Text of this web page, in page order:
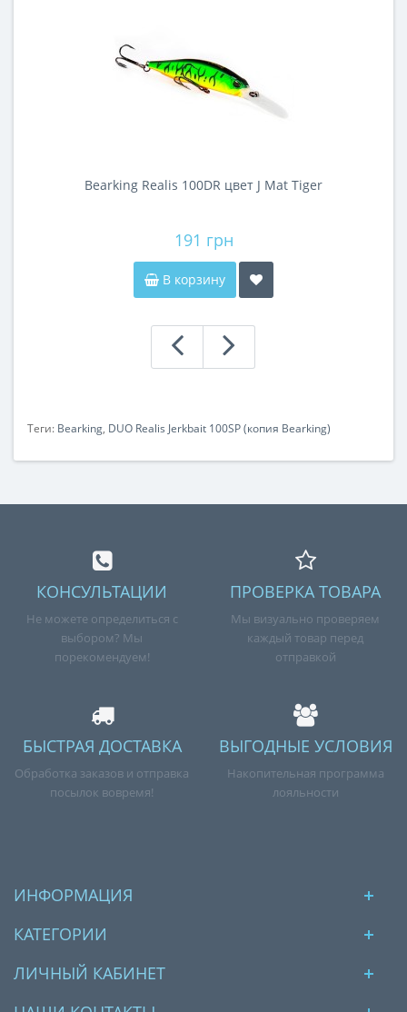
Bearking Realis 100DR цвет J Mat Tiger
191 грн
В корзину
Теги: Bearking, DUO Realis Jerkbait 100SP (копия Bearking)
КОНСУЛЬТАЦИИ
Не можете определиться с
выбором? Мы
порекомендуем!
ПРОВЕРКА ТОВАРА
Мы визуально проверяем
каждый товар перед
отправкой
БЫСТРАЯ ДОСТАВКА
Обработка заказов и отправка
посылок вовремя!
ВЫГОДНЫЕ УСЛОВИЯ
Накопительная программа
лояльности
ИНФОРМАЦИЯ
КАТЕГОРИИ
ЛИЧНЫЙ КАБИНЕТ